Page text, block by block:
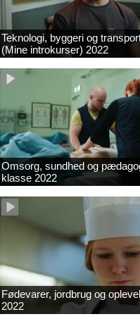
Teknologi, byggeri og
(Mine introkurser) 2022
Omsorg, sundhed og
klasse 2022
Fødevarer, jordbrug og
2022